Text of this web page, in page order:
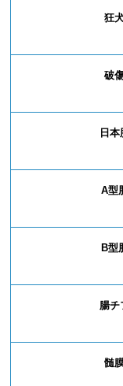
狂
破
日
A型
B型
腸チ
髄